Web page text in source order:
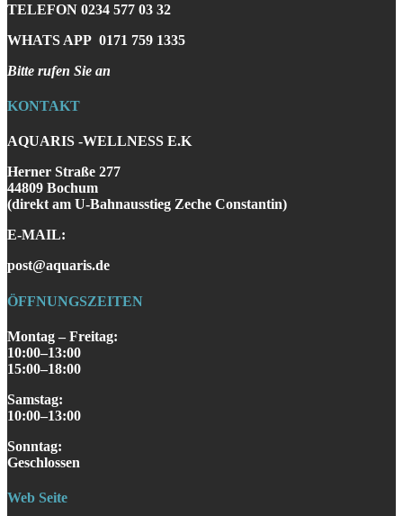
TELEFON 0234 577 03 32
WHATS APP 0171 759 1335
Bitte rufen Sie an
KONTAKT
AQUARIS -WELLNESS E.K
Herner Straße 277
44809 Bochum
(direkt am U-Bahnausstieg Zeche Constantin)
E-MAIL:
post@aquaris.de
ÖFFNUNGSZEITEN
Montag – Freitag:
10:00–13:00
15:00–18:00
Samstag:
10:00–13:00
Sonntag:
Geschlossen
Web Seite